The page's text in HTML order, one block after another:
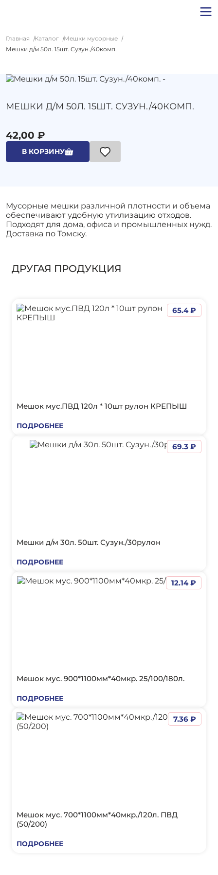
Главная Каталог
Мешки мусорные
Мешки д/м 50л. 15шт. Сузун./40комп.
МЕШКИ Д/М 50Л. 15ШТ. СУЗУН./40КОМП.
42,00 ₽
В КОРЗИНУ
Мусорные мешки различной плотности и объема
обеспечивают удобную утилизацию отходов.
Подходят для дома, офиса и промышленных нужд.
Доставка по Томску.
ДРУГАЯ ПРОДУКЦИЯ
Мешок мус.ПВД 120л * 10шт рулон КРЕПЫШ
ПОДРОБНЕЕ
65.4 ₽
Мешки д/м 30л. 50шт. Сузун./30рулон
ПОДРОБНЕЕ
69.3 ₽
Мешок мус. 900*1100мм*40мкр. 25/100/180л.
ПОДРОБНЕЕ
12.14 ₽
Мешок мус. 700*1100мм*40мкр./120л. ПВД
(50/200)
ПОДРОБНЕЕ
7.36 ₽